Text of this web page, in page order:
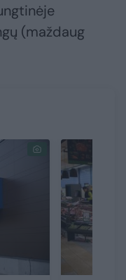
(maždaug